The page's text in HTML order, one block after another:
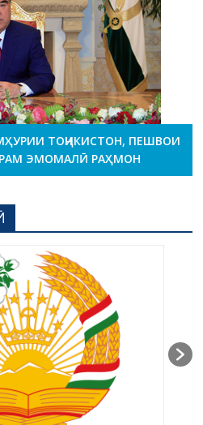
ТОҶИКИСТОН, ПЕШВОИ
ЭМОМАЛӢ РАҲМОН